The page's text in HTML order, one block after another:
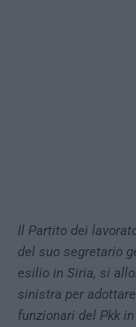
Il Partito dei
del suo segretario
esilio in Siria, si
sinistra per
funzionari del Pkk